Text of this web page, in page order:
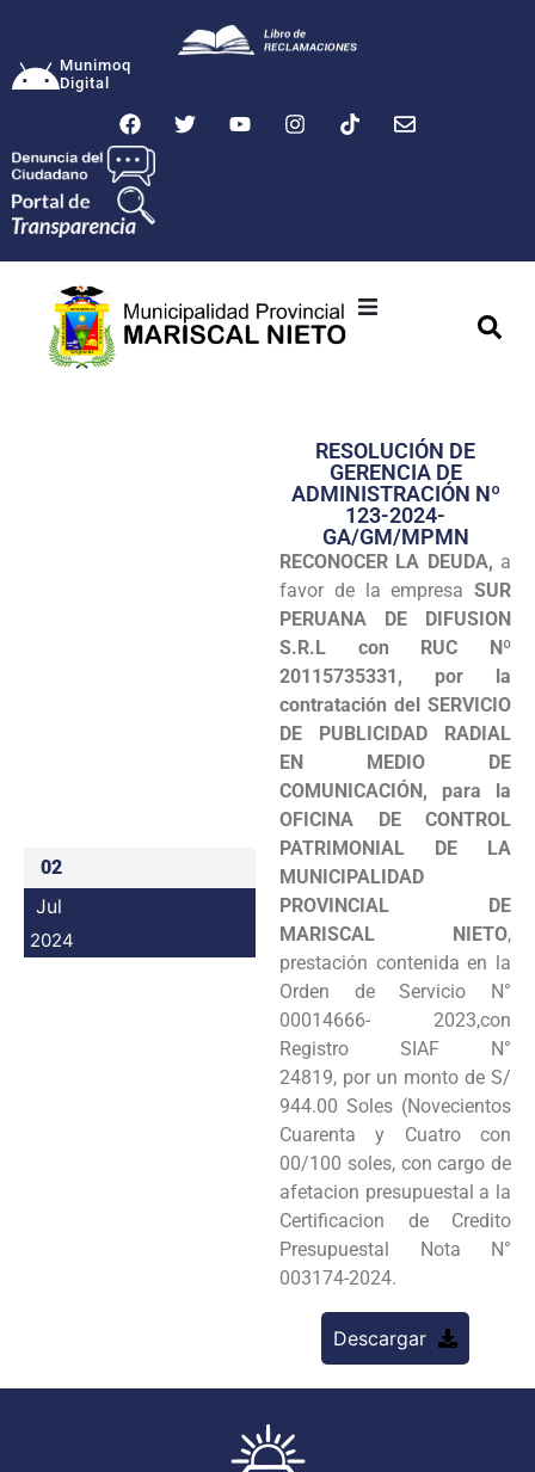
Munimoq
Digital
Transparencia
Seguridad
Programas
Intranet
02
Jul
2024
RESOLUCIÓN DE
GERENCIA DE
ADMINISTRACIÓN Nº
123-2024-
GA/GM/MPMN
RECONOCER LA DEUDA, a
favor de la empresa SUR
PERUANA DE DIFUSION
S.R.L con RUC Nº
20115735331, por la
contratación del SERVICIO
DE PUBLICIDAD RADIAL
EN MEDIO DE
COMUNICACIÓN, para la
OFICINA DE CONTROL
PATRIMONIAL DE LA
MUNICIPALIDAD
PROVINCIAL DE
MARISCAL NIETO,
prestación contenida en la
Orden de Servicio N°
00014666- 2023,con
Registro SIAF N°
24819, por un monto de S/
944.00 Soles (Novecientos
Cuarenta y Cuatro con
00/100 soles, con cargo de
afetacion presupuestal a la
Certificacion de Credito
Presupuestal Nota N°
003174-2024.
Descargar